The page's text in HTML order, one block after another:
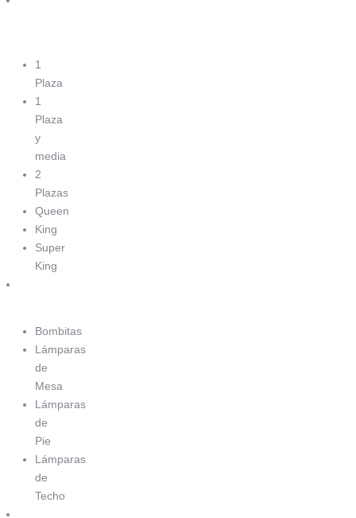
1
Plaza
1
Plaza
y
media
2
Plazas
Queen
King
Super
King
Bombitas
Lámparas
de
Mesa
Lámparas
de
Pie
Lámparas
de
Techo